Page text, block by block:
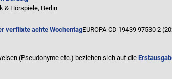
& Hörspiele, Berlin
verflixte achte WochentagEUROPA CD 19439 97530 2
(Pseudonyme etc.) beziehen sich auf die